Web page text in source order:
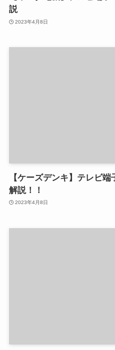
説
2023年4月8日
【ケーズデンキ】テレビ
解説！！
2023年4月8日